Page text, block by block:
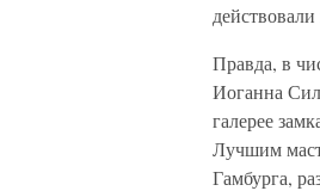
Правда, в
Иоганна
галерее
Лучшим
Гамбурга,